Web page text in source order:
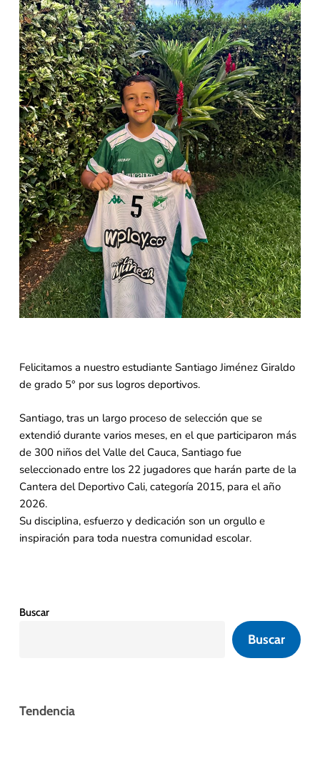
Felicitamos a nuestro estudiante Santiago Jiménez Giraldo
de grado 5° por sus logros deportivos.
Santiago, tras un largo proceso de selección que se
extendió durante varios meses, en el que participaron más
de 300 niños del Valle del Cauca, Santiago fue
seleccionado entre los 22 jugadores que harán parte de la
Cantera del Deportivo Cali, categoría 2015, para el año
2026.
Su disciplina, esfuerzo y dedicación son un orgullo e
inspiración para toda nuestra comunidad escolar.
Buscar
Buscar
Tendencia